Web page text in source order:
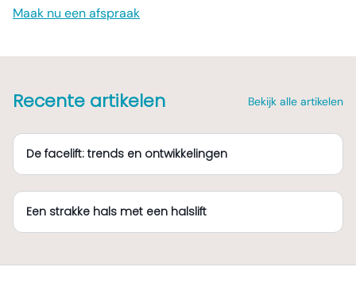
Maak nu een afspraak
Recente artikelen Bekijk alle artikelen
De facelift: trends en ontwikkelingen
Een strakke hals met een halslift